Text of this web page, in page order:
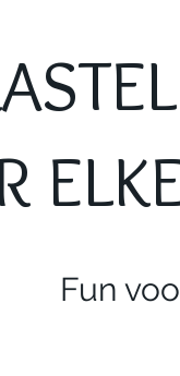
Fun